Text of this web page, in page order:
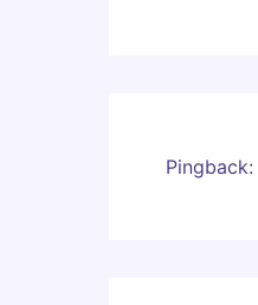
Pingback: